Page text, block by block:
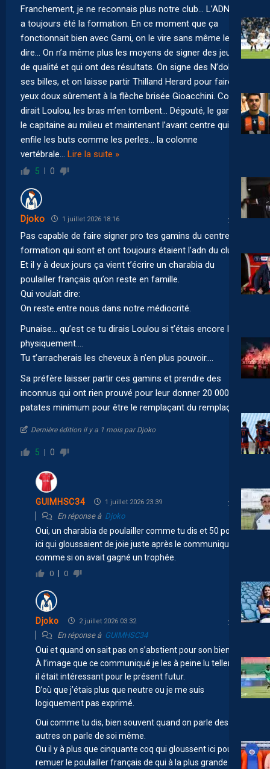
Franchement, je ne reconnais plus notre club… L’ADN, ça
a toujours été la formation. En ce moment que ça
fonctionnait bien avec Garni, on le vire sans même le lui
dire… On n’a même plus les moyens de signer des jeunes
de qualité et qui ont des résultats. On signe des N’dolo et
ses billes, et on laisse partir Thilland Herard pour faire les
yeux doux sûrement à la flèche brisée Gioacchini. Comme
dirait Loulou, les bras m’en tombent… Dégouté, le gardien,
le capitaine au milieu et maintenant l’avant centre qui
enfile les buts comme les perles… la colonne
vertébrale
Lire la suite »
5 0
Djoko 1 juillet 2026 18:16
Pas capable de faire signer pro tes gamins du centre de
formation qui sont et ont toujours étaient l’adn du club.
Et il y à deux jours ça vient t’écrire un charabia du
poulailler français qu’on reste en famille.
Qui voulait dire:
On reste entre nous dans notre médiocrité.
Punaise… qu’est ce tu dirais Loulou si t’étais encore là
physiquement….
Tu t’arracherais les cheveux à n’en plus pouvoir….
Sa préfère laisser partir ces gamins et prendre des
inconnus qui ont rien prouvé pour leur donner 20 000
patates minimum pour être le remplaçant du remplaçant.
Dernière édition il y a 1 mois par Djoko
5 0
GUIMHSC34 1 juillet 2026 23:39
En réponse à Djoko
Oui, un charabia de poulailler comme tu dis et 50 poules
ici qui gloussaient de joie juste après le communiqué
comme si on avait gagné un trophée.
0 0
Djoko 2 juillet 2026 03:32
En réponse à GUIMHSC34
Oui et quand on sait pas on s’abstient pour son bien être.
À l’image que ce communiqué je les à peine lu tellement
il était intéressant pour le présent futur.
D’où que j’étais plus que neutre ou je me suis
logiquement pas exprimé.
Oui comme tu dis, bien souvent quand on parle des
autres on parle de soi même.
Ou il y à plus que cinquante coq qui gloussent ici pour
remuer le poulailler français de qui à la plus grande